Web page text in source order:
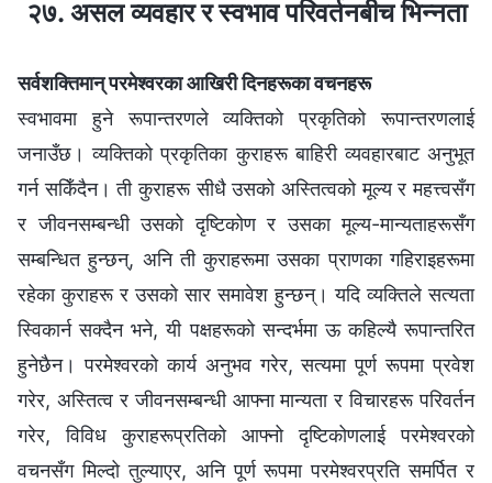
२७. असल व्यवहार र स्वभाव परिवर्तनबीच भिन्नता
सर्वशक्तिमान् परमेश्‍वरका आखिरी दिनहरूका वचनहरू
स्वभावमा हुने रूपान्तरणले व्यक्तिको प्रकृतिको रूपान्तरणलाई
जनाउँछ। व्यक्तिको प्रकृतिका कुराहरू बाहिरी व्यवहारबाट अनुभूत
गर्न सकिँदैन। ती कुराहरू सीधै उसको अस्तित्वको मूल्य र महत्त्वसँग
र जीवनसम्‍बन्धी उसको दृष्टिकोण र उसका मूल्य-मान्यताहरूसँग
सम्बन्धित हुन्छन्, अनि ती कुराहरूमा उसका प्राणका गहिराइहरूमा
रहेका कुराहरू र उसको सार समावेश हुन्छन्। यदि व्यक्तिले सत्यता
स्विकार्न सक्दैन भने, यी पक्षहरूको सन्दर्भमा ऊ कहिल्यै रूपान्तरित
हुनेछैन। परमेश्‍वरको कार्य अनुभव गरेर, सत्यमा पूर्ण रूपमा प्रवेश
गरेर, अस्तित्व र जीवनसम्‍बन्धी आफ्‍ना मान्यता र विचारहरू परिवर्तन
गरेर, विविध कुराहरूप्रतिको आफ्‍नो दृष्टिकोणलाई परमेश्‍वरको
वचनसँग मिल्‍दो तुल्याएर, अनि पूर्ण रूपमा परमेश्‍वरप्रति समर्पित र